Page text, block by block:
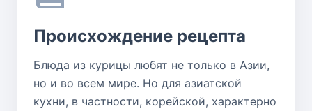
Происхождение рецепта
Блюда из курицы любят не только в Азии,
но и во всем мире. Но для азиатской
кухни, в частности, корейской, характерно